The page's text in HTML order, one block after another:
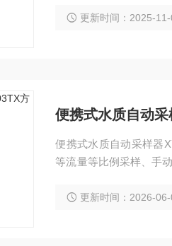
更新时间：2025-11-
便携式水质自动
便携式水质自动采样器
等流量等比例采样、手
更新时间：2026-06-